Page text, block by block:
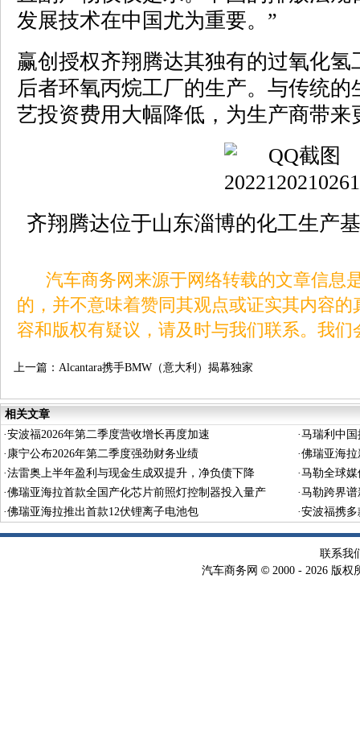
发展技术在中国尤为重要。”
赢创授权齐翔腾达其独有的过氧化
后者环氧丙烷工厂的生产。与传统的
艺投资费用大幅降低，为生产商带来
齐翔腾达位于山东淄博的化工生产
汽车商务网来源于网络转载的文章信息
的，并不意味着赞同其观点或证实其内容
容和版权有疑议，请及时与我们联系。我
上一篇： Alcantara携手BMW（意大利）揭幕独家
相关文章
·安波福2026年第二季度营收增长再度加速 ·马瑞利中
· 康宁公布2026年第二季度强劲财务业绩 ·佛瑞亚海
·法雷奥上半年盈利与现金生成双提升，净负债下降 ·马勒全球
·佛瑞亚海拉首款全国产化芯片前照灯控制器投入量产 ·马勒跨界
·佛瑞亚海拉推出首款12伏锂离子电池包 ·安波福携
联系我
汽车商务网 © 2000 - 2026 版权